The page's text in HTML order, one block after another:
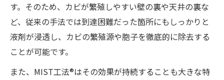
す。そのため、カビが繁殖しやすい壁の裏や天井の裏な
ど、従来の手法では到達困難だった箇所にもしっかりと
液剤が浸透し、カビの繁殖源や胞子を徹底的に除去する
ことが可能です。
また、MIST工法®はその効果が持続することも大きな特